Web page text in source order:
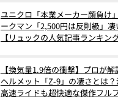
ユニクロ「本業メーカー顔負け
ークマン「2,500円は反則級」
【リュックの人気記事ランキン
【換気量1.9倍の衝撃】プロが
ヘルメット「Z-9」の凄さとは
高速ライドも超快適な傑作フル